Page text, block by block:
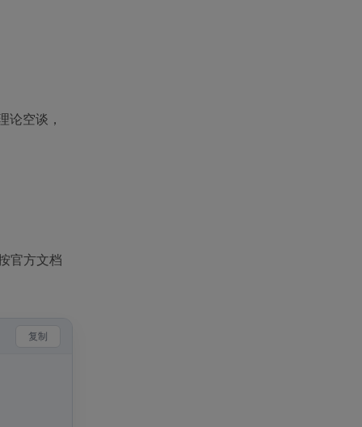
论空谈，
官方文档
复制